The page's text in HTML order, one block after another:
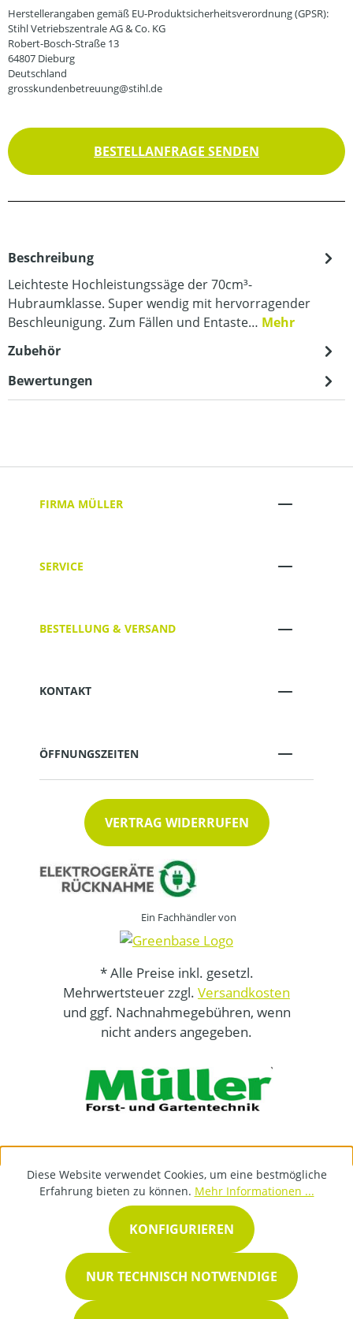
Herstellerangaben gemäß EU-Produktsicherheitsverordnung (GPSR):
Stihl Vetriebszentrale AG & Co. KG
Robert-Bosch-Straße 13
64807 Dieburg
Deutschland
grosskundenbetreuung@stihl.de
BESTELLANFRAGE SENDEN
Beschreibung
Leichteste Hochleistungssäge der 70cm³-
Hubraumklasse. Super wendig mit hervorragender
Beschleunigung. Zum Fällen und Entaste… Mehr
Zubehör
Bewertungen
FIRMA MÜLLER
SERVICE
BESTELLUNG & VERSAND
KONTAKT
ÖFFNUNGSZEITEN
VERTRAG WIDERRUFEN
Ein Fachhändler von
* Alle Preise inkl. gesetzl.
Mehrwertsteuer zzgl. Versandkosten
und ggf. Nachnahmegebühren, wenn
nicht anders angegeben.
Diese Website verwendet Cookies, um eine bestmögliche
Erfahrung bieten zu können. Mehr Informationen ...
NUR TECHNISCH NOTWENDIGE
KONFIGURIEREN